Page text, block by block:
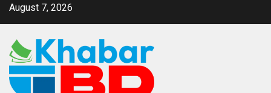
August 7, 2026